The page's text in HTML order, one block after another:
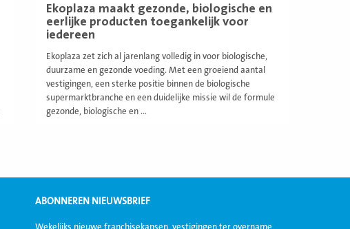
Ekoplaza maakt gezonde, biologische en
eerlijke producten toegankelijk voor
iedereen
Ekoplaza zet zich al jarenlang volledig in voor biologische,
duurzame en gezonde voeding. Met een groeiend aantal
vestigingen, een sterke positie binnen de biologische
supermarktbranche en een duidelijke missie wil de formule
gezonde, biologische en ...
ABONNEREN NIEUWSBRIEF
Wekelijks nieuwe franchisekansen, vestigingen ter overname,